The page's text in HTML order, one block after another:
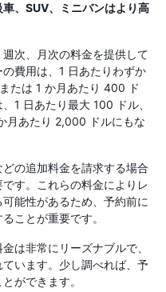
、SUV、ミニバンはより高
次、月次の料金を提供して
費用は、1 日あたりわずか
たは 1 か月あたり 400 ド
1 日あたり最大 100 ドル、
月あたり 2,000 ドルにもな
の追加料金を請求する場合
す。これらの料金によりレ
能性があるため、予約前に
ことが重要です。
は非常にリーズナブルで、
います。少し調べれば、予
ができます。